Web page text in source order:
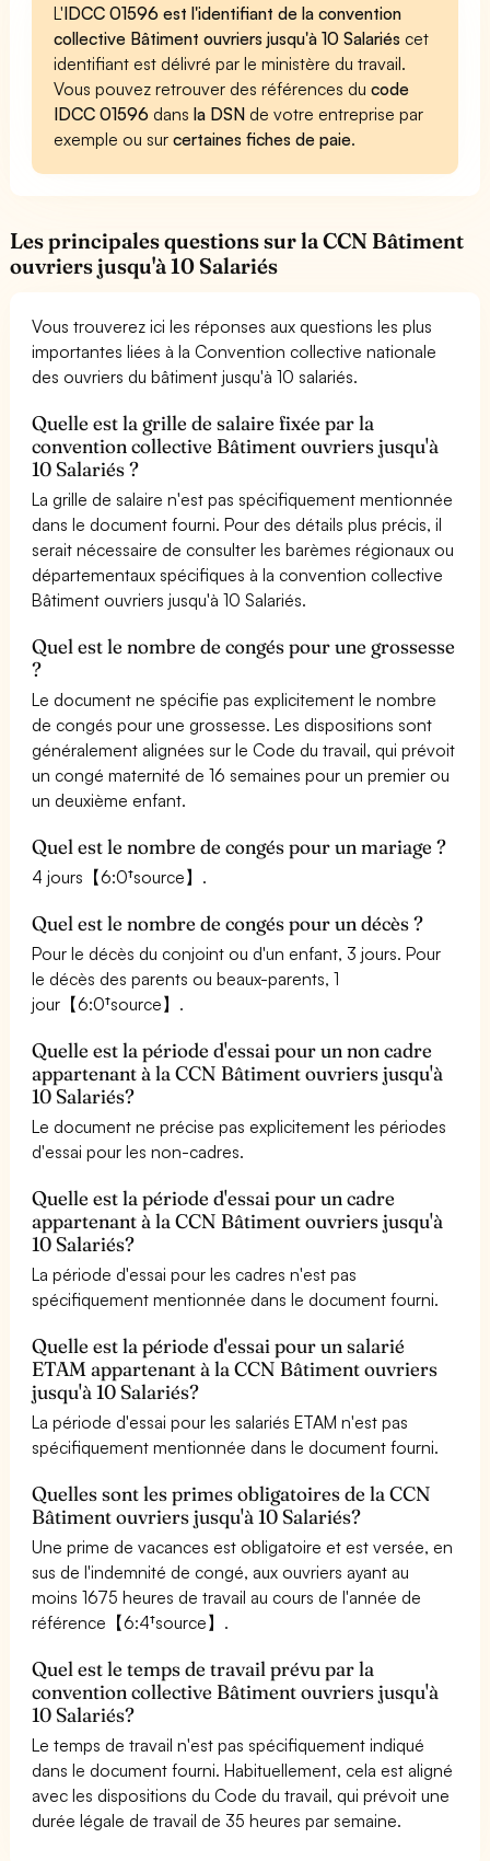
L'IDCC 01596 est l'identifiant de la convention
collective Bâtiment ouvriers jusqu'à 10 Salariés cet
identifiant est délivré par le ministère du travail.
Vous pouvez retrouver des références ducode
IDCC 01596 dansla DSN de votre entreprise par
exemple ou surcertaines fiches de paie.
Les principales questions sur la CCN Bâtiment
ouvriers jusqu'à 10 Salariés
Vous trouverez ici les réponses aux questions les plus
importantes liées à la Convention collective nationale
des ouvriers du bâtiment jusqu'à 10 salariés.
Quelle est la grille de salaire fixée par la
convention collective Bâtiment ouvriers jusqu'à
10 Salariés ?
La grille de salaire n'est pas spécifiquement mentionnée
dans le document fourni. Pour des détails plus précis, il
serait nécessaire de consulter les barèmes régionaux ou
départementaux spécifiques à la convention collective
Bâtiment ouvriers jusqu'à 10 Salariés.
Quel est le nombre de congés pour une grossesse
?
Le document ne spécifie pas explicitement le nombre
de congés pour une grossesse. Les dispositions sont
généralement alignées sur le Code du travail, qui prévoit
un congé maternité de 16 semaines pour un premier ou
un deuxième enfant.
Quel est le nombre de congés pour un mariage ?
4 jours【6:0†source】.
Quel est le nombre de congés pour un décès ?
Pour le décès du conjoint ou d'un enfant, 3 jours. Pour
le décès des parents ou beaux-parents, 1
jour【6:0†source】.
Quelle est la période d'essai pour un non cadre
appartenant à la CCN Bâtiment ouvriers jusqu'à
10 Salariés?
Le document ne précise pas explicitement les périodes
d'essai pour les non-cadres.
Quelle est la période d'essai pour un cadre
appartenant à la CCN Bâtiment ouvriers jusqu'à
10 Salariés?
La période d'essai pour les cadres n'est pas
spécifiquement mentionnée dans le document fourni.
Quelle est la période d'essai pour un salarié
ETAM appartenant à la CCN Bâtiment ouvriers
jusqu'à 10 Salariés?
La période d'essai pour les salariés ETAM n'est pas
spécifiquement mentionnée dans le document fourni.
Quelles sont les primes obligatoires de la CCN
Bâtiment ouvriers jusqu'à 10 Salariés?
Une prime de vacances est obligatoire et est versée, en
sus de l'indemnité de congé, aux ouvriers ayant au
moins 1675 heures de travail au cours de l'année de
référence【6:4†source】.
Quel est le temps de travail prévu par la
convention collective Bâtiment ouvriers jusqu'à
10 Salariés?
Le temps de travail n'est pas spécifiquement indiqué
dans le document fourni. Habituellement, cela est aligné
avec les dispositions du Code du travail, qui prévoit une
durée légale de travail de 35 heures par semaine.